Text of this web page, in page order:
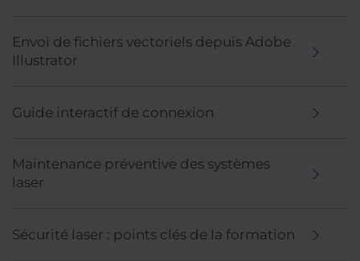
Envoi de fichiers vectoriels depuis Adobe
Illustrator
Guide interactif de connexion
Maintenance préventive des systèmes
laser
Sécurité laser : points clés de la formation